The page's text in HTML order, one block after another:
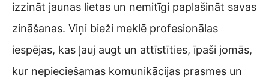
izzināt jaunas lietas un nemitīgi paplašināt savas
zināšanas. Viņi bieži meklē profesionālas
iespējas, kas ļauj augt un attīstīties, īpaši jomās,
kur nepieciešamas komunikācijas prasmes un